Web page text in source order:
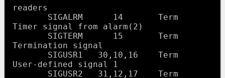
readers
Timer signal from alarm(2)
Termination signal
User-defined signal 1